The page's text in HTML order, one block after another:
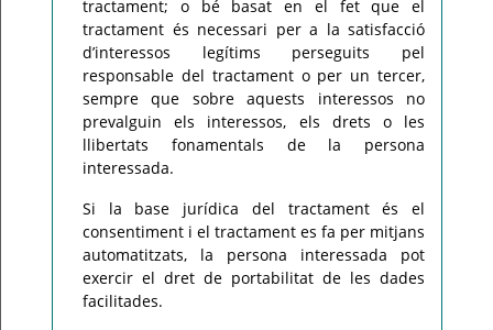
tractament; o bé basat en el fet que el
tractament és necessari per a la satisfacció
d’interessos legítims perseguits pel
responsable del tractament o per un tercer,
sempre que sobre aquests interessos no
prevalguin els interessos, els drets o les
llibertats fonamentals de la persona
interessada.
Si la base jurídica del tractament és el
consentiment i el tractament es fa per mitjans
automatitzats, la persona interessada pot
exercir el dret de portabilitat de les dades
facilitades.